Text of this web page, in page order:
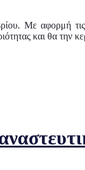
Με αφορμή
και θα την